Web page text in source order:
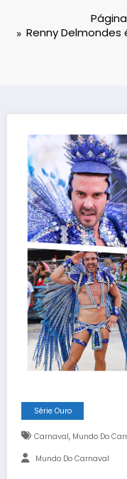
Renny
Série Ouro
Carnaval, Mundo Do
Mundo Do Carnaval